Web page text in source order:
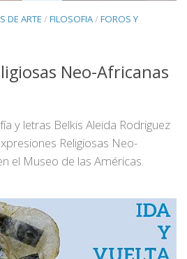
DE ARTE /FILOSOFIA/FOROS Y
Neo-Africanas
y letras Belkis Aleida Rodriguez
Religiosas Neo-
el Museo de las Américas.